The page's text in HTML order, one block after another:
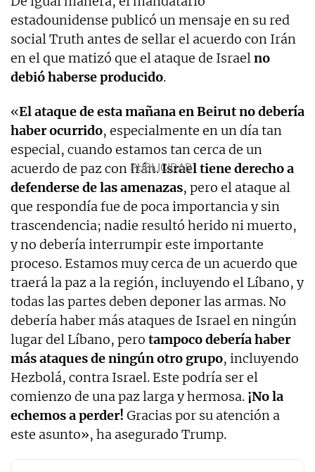
estadounidense publicó un mensaje en su red
social Truth antes de sellar el acuerdo con Irán
en el que matizó que el ataque de Israelno
debió haberse producido.
«El ataque de esta mañana en Beirut no debería
haber ocurrido, especialmente en un día tan
especial, cuando estamos tan cerca de un
acuerdo de paz con Irán.Israel tiene derecho a
defenderse de las amenazas, pero el ataque al
que respondía fue de poca importancia y sin
trascendencia; nadie resultó herido ni muerto,
y no debería interrumpir este importante
proceso. Estamos muy cerca de un acuerdo que
traerá la paz a la región, incluyendo el Líbano, y
todas las partes deben deponer las armas. No
debería haber más ataques de Israel en ningún
lugar del Líbano, pero tampoco debería haber
más ataques de ningún otro grupo, incluyendo
Hezbolá, contra Israel. Este podría ser el
comienzo de una paz larga y hermosa. ¡No la
echemos a perder! Gracias por su atención a
este asunto», ha asegurado Trump.